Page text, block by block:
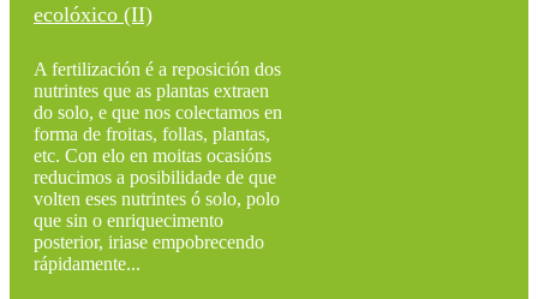
ecolóxico (II)
A fertilización é a reposición dos
nutrintes que as plantas extraen
do solo, e que nos colectamos en
forma de froitas, follas, plantas,
etc. Con elo en moitas ocasións
reducimos a posibilidade de que
volten eses nutrintes ó solo, polo
que sin o enriquecimento
posterior, iriase empobrecendo
rápidamente...